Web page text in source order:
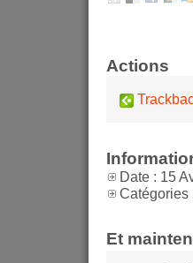
Actions
Date : 15
Catégories
Et